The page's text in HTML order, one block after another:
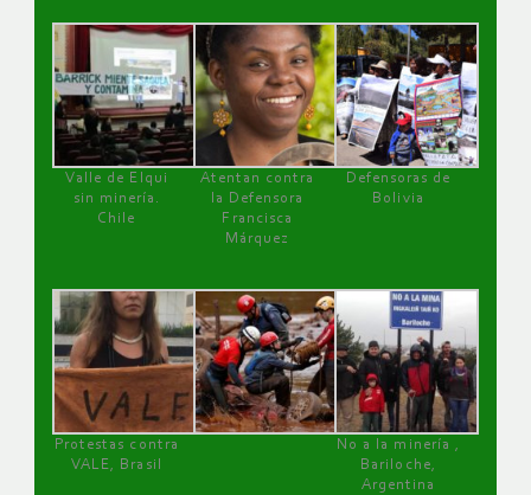
Valle de Elqui
sin minería.
Chile
Atentan contra
la Defensora
Francisca
Márquez
Defensoras de
Bolivia
Protestas contra
VALE, Brasil
No a la minería ,
Bariloche,
Argentina